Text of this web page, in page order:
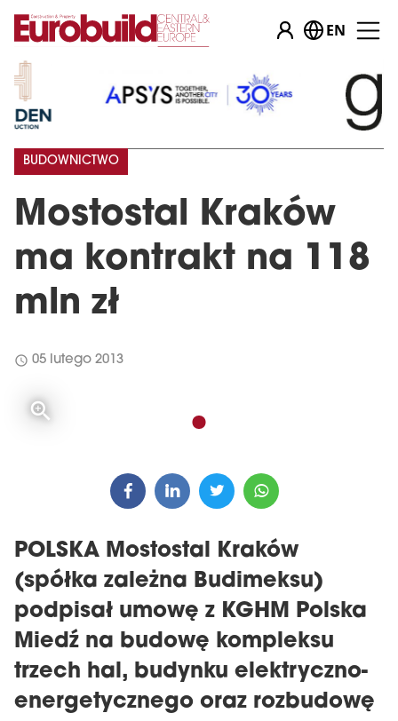
EN
Mostostal Kraków
ma kontrakt na 118
mln zł
BUDOWNICTWO
schedule 05 lutego 2013
POLSKA Mostostal Kraków
(spółka zależna Budimeksu)
podpisał umowę z KGHM Polska
Miedź na budowę kompleksu
trzech hal, budynku elektryczno-
energetycznego oraz rozbudowę